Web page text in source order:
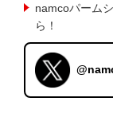
namcoパーム
ら！